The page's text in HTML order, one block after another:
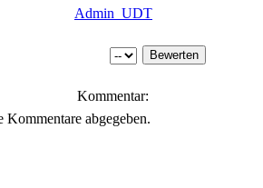
Admin_UDT
Kommentar:
abgegeben.